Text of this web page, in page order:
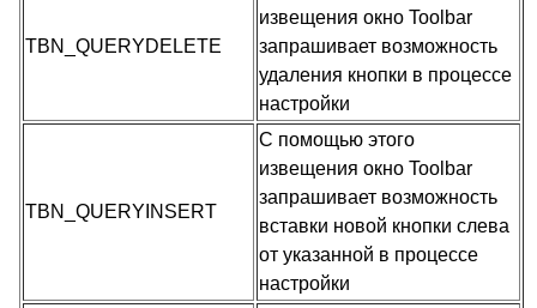
TBN_QUERYDELETE
извещения окно Toolbar
запрашивает возможность
удаления кнопки в процессе
настройки
TBN_QUERYINSERT
С помощью этого
извещения окно Toolbar
запрашивает возможность
вставки новой кнопки слева
от указанной в процессе
настройки